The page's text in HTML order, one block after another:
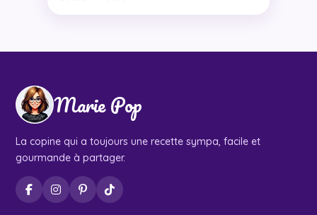
Marie Pop
La copine qui a toujours une recette sympa, facile et
gourmande à partager.